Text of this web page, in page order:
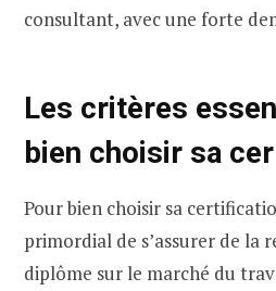
consultant, avec une forte
Les critères
bien choisir sa
Pour bien choisir sa
primordial de s’assurer de la
diplôme sur le marché du